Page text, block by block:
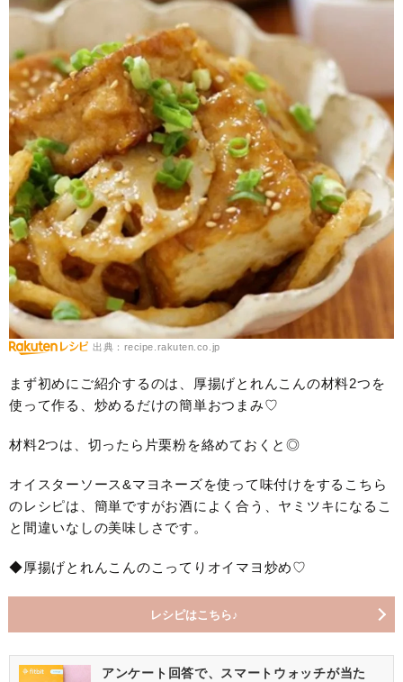
出典：recipe.rakuten.co.jp
まず初めにご紹介するのは、厚揚げとれんこんの材料2つを
使って作る、炒めるだけの簡単おつまみ♡
材料2つは、切ったら片栗粉を絡めておくと◎
オイスターソース&マヨネーズを使って味付けをするこちら
のレシピは、簡単ですがお酒によく合う、ヤミツキになるこ
と間違いなしの美味しさです。
◆厚揚げとれんこんのこってりオイマヨ炒め♡
レシピはこちら♪
アンケート回答で、スマートウォッチが当た